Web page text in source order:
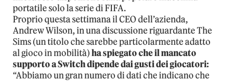
portatile solo la serie di FIFA.
Proprio questa settimana il CEO dell’azienda,
Andrew Wilson, in una discussione riguardante The
Sims (un titolo che sarebbe particolarmente adatto
al gioco in mobilità)ha spiegato che il mancato
supporto a Switch dipende dai gusti dei giocatori:
“Abbiamo un gran numero di dati che indicano che